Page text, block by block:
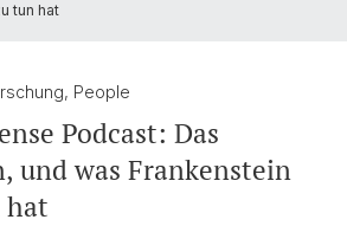
tun hat
People
Podcast: Das
und was Frankenstein
hat